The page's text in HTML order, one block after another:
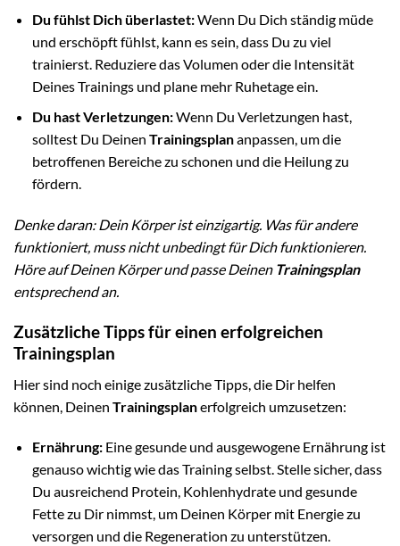
Du fühlst Dich überlastet:Wenn Du Dich ständig müde
und erschöpft fühlst, kann es sein, dass Du zu viel
trainierst. Reduziere das Volumen oder die Intensität
Deines Trainings und plane mehr Ruhetage ein.
Du hast Verletzungen:Wenn Du Verletzungen hast,
solltest Du Deinen Trainingsplananpassen, um die
betroffenen Bereiche zu schonen und die Heilung zu
fördern.
Denke daran: Dein Körper ist einzigartig. Was für andere
funktioniert, muss nicht unbedingt für Dich funktionieren.
Höre auf Deinen Körper und passe Deinen Trainingsplan
entsprechend an.
Zusätzliche Tipps für einen erfolgreichen
Trainingsplan
Hier sind noch einige zusätzliche Tipps, die Dir helfen
können, Deinen Trainingsplanerfolgreich umzusetzen:
Ernährung:Eine gesunde und ausgewogene Ernährung ist
genauso wichtig wie das Training selbst. Stelle sicher, dass
Du ausreichend Protein, Kohlenhydrate und gesunde
Fette zu Dir nimmst, um Deinen Körper mit Energie zu
versorgen und die Regeneration zu unterstützen.